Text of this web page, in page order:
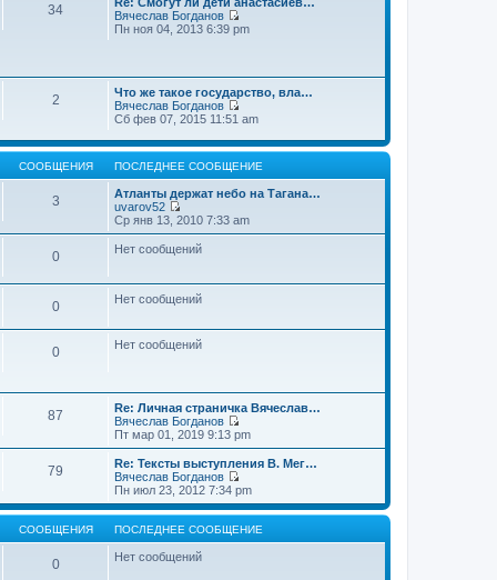
е
н
и
о
о
б
н
и
ю
с
л
е
м
у
с
о
б
щ
е
н
и
ю
и
п
д
е
м
у
с
о
о
щ
е
34
Вячеслав Богданов
П
й
т
к
о
с
л
д
е
м
е
Пн ноя 04, 2013 6:39 pm
2
Что же такое государство, вла…
Вячеслав Богданов
П
р
е
й
т
и
п
о
д
м
б
щ
н
и
ю
Сб фев 07, 2015 11:51 am
СООБЩЕНИЯ ПОСЛЕДНЕЕ СООБЩЕНИЕ
3
Атланты держат небо на Тагана…
uvarov52
П
е
р
е
т
и
с
д
н
е
м
о
о
б
щ
е
н
ю
Ср янв 13, 2010 7:33 am
0 Нет сообщений
0 Нет сообщений
0 Нет сообщений
87
Re: Личная страничка Вячеслав…
Вячеслав Богданов
П
е
р
е
й
т
и
к
Пт мар 01, 2019 9:13 pm
79
Re: Тексты выступления В. Мег…
Вячеслав Богданов
П
е
р
е
й
Пн июл 23, 2012 7:34 pm
СООБЩЕНИЯ ПОСЛЕДНЕЕ СООБЩЕНИЕ
0 Нет сообщений